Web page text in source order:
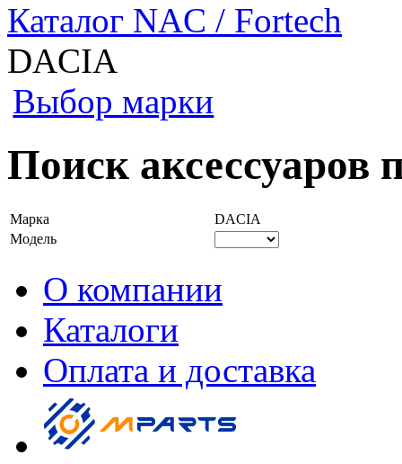
Каталог NAC / Fortech
DACIA
Выбор марки
Поиск
Марка
DACIA
Модель
О компании
Каталоги
Оплата и доставка